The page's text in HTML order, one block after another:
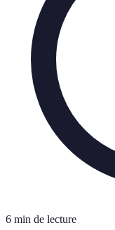
6 min de lecture